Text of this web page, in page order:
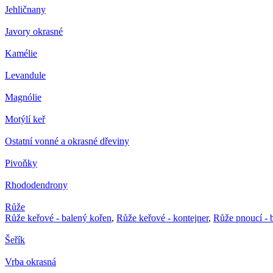
Jehličnany
Javory okrasné
Kamélie
Levandule
Magnólie
Motýlí keř
Ostatní vonné a okrasné dřeviny
Pivoňky
Rhododendrony
Růže
Růže keřové - balený kořen, Růže keřové - kontejner, Růže pnoucí -
Šeřík
Vrba okrasná